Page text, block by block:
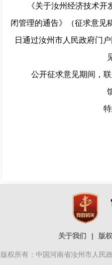
《关于汝州经济技术开
闭管理的通告》（征求意见
日通过汝州市人民政府门
公开征求意见期间，
关于我们 | 版
版权所有：中国河南省汝州市人民